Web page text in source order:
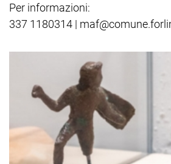
Per informazioni:
337 1180314 |